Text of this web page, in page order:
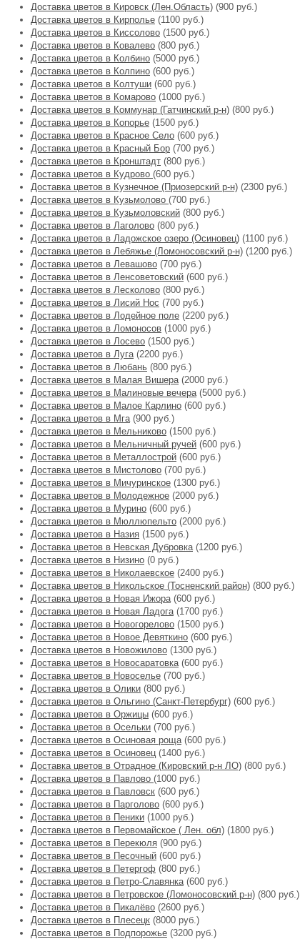
Доставка цветов в Кировск (Лен.Область) (900 руб.)
Доставка цветов в Кирполье (1100 руб.)
Доставка цветов в Киссолово (1500 руб.)
Доставка цветов в Ковалево (800 руб.)
Доставка цветов в Колбино (5000 руб.)
Доставка цветов в Колпино (600 руб.)
Доставка цветов в Колтуши (600 руб.)
Доставка цветов в Комарово (1000 руб.)
Доставка цветов в Коммунар (Гатчинский р-н) (800 руб.)
Доставка цветов в Копорье (1500 руб.)
Доставка цветов в Красное Село (600 руб.)
Доставка цветов в Красный Бор (700 руб.)
Доставка цветов в Кронштадт (800 руб.)
Доставка цветов в Кудрово (600 руб.)
Доставка цветов в Кузнечное (Приозерский р-н) (2300 руб.)
Доставка цветов в Кузьмолово (700 руб.)
Доставка цветов в Кузьмоловский (800 руб.)
Доставка цветов в Лаголово (800 руб.)
Доставка цветов в Ладожское озеро (Осиновец) (1100 руб.)
Доставка цветов в Лебяжье (Ломоносовский р-н) (1200 руб.)
Доставка цветов в Левашово (700 руб.)
Доставка цветов в Ленсоветовский (600 руб.)
Доставка цветов в Лесколово (800 руб.)
Доставка цветов в Лисий Нос (700 руб.)
Доставка цветов в Лодейное поле (2200 руб.)
Доставка цветов в Ломоносов (1000 руб.)
Доставка цветов в Лосево (1500 руб.)
Доставка цветов в Луга(2200 руб.)
Доставка цветов в Любань (800 руб.)
Доставка цветов в Малая Вишера(2000 руб.)
Доставка цветов в Малиновые вечера(5000 руб.)
Доставка цветов в Малое Карлино (600 руб.)
Доставка цветов в Мга(900 руб.)
Доставка цветов в Мельниково (1500 руб.)
Доставка цветов в Мельничный ручей (600 руб.)
Доставка цветов в Металлострой (600 руб.)
Доставка цветов в Мистолово (700 руб.)
Доставка цветов в Мичуринское (1300 руб.)
Доставка цветов в Молодежное (2000 руб.)
Доставка цветов в Мурино (600 руб.)
Доставка цветов в Мюллюпельто (2000 руб.)
Доставка цветов в Назия (1500 руб.)
Доставка цветов в Невская Дубровка(1200 руб.)
Доставка цветов в Низино (0 руб.)
Доставка цветов в Николаевское (2400 руб.)
Доставка цветов в Никольское (Тосненский район) (800 руб.)
Доставка цветов в Новая Ижора(600 руб.)
Доставка цветов в Новая Ладога(1700 руб.)
Доставка цветов в Новогорелово (1500 руб.)
Доставка цветов в Новое Девяткино (600 руб.)
Доставка цветов в Новожилово (1300 руб.)
Доставка цветов в Новосаратовка(600 руб.)
Доставка цветов в Новоселье (700 руб.)
Доставка цветов в Олики (800 руб.)
Доставка цветов в Ольгино (Санкт-Петербург) (600 руб.)
Доставка цветов в Оржицы (600 руб.)
Доставка цветов в Осельки (700 руб.)
Доставка цветов в Осиновая роща(600 руб.)
Доставка цветов в Осиновец (1400 руб.)
Доставка цветов в Отрадное (Кировский р-н ЛО) (800 руб.)
Доставка цветов в Павлово (1000 руб.)
Доставка цветов в Павловск (600 руб.)
Доставка цветов в Парголово (600 руб.)
Доставка цветов в Пеники (1000 руб.)
Доставка цветов в Первомайское ( Лен. обл) (1800 руб.)
Доставка цветов в Перекюля (900 руб.)
Доставка цветов в Песочный (600 руб.)
Доставка цветов в Петергоф (800 руб.)
Доставка цветов в Петро-Славянка(600 руб.)
Доставка цветов в Петровское (Ломоносовский р-н) (800 руб.)
Доставка цветов в Пикалёво (2600 руб.)
Доставка цветов в Плесецк (8000 руб.)
Доставка цветов в Подпорожье (3200 руб.)